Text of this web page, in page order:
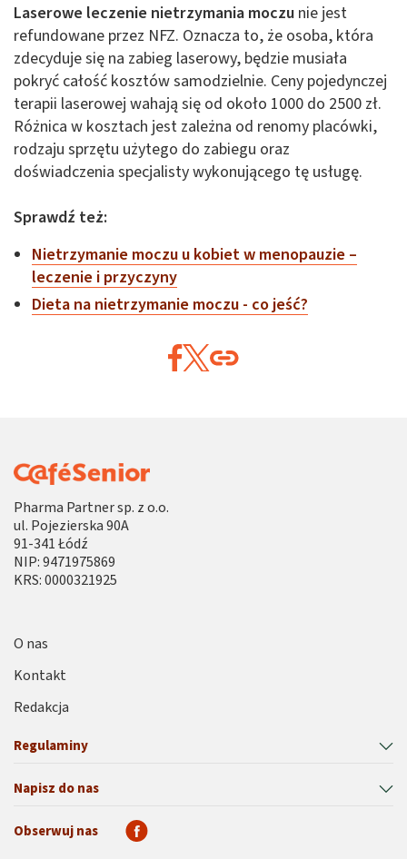
Laserowe leczenie nietrzymania moczu nie jest
refundowane przez NFZ. Oznacza to, że osoba, która
zdecyduje się na zabieg laserowy, będzie musiała
pokryć całość kosztów samodzielnie. Ceny pojedynczej
terapii laserowej wahają się od około 1000 do 2500 zł.
Różnica w kosztach jest zależna od renomy placówki,
rodzaju sprzętu użytego do zabiegu oraz
doświadczenia specjalisty wykonującego tę usługę.
Sprawdź też:
Nietrzymanie moczu u kobiet w menopauzie –
leczenie i przyczyny
Dieta na nietrzymanie moczu - co jeść?
Pharma Partner sp. z o.o.
ul. Pojezierska 90A
91-341 Łódź
NIP: 9471975869
KRS: 0000321925
Regulaminy
Napisz do nas
O nas
Kontakt
Redakcja
Obserwuj nas